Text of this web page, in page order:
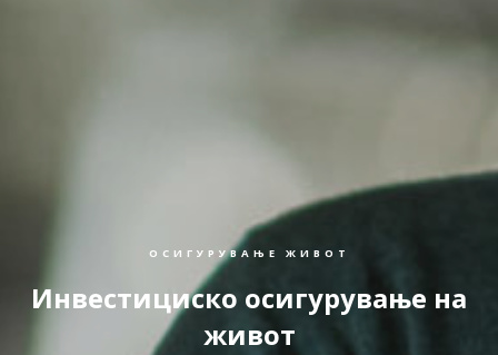
ОСИГУРУВАЊЕ ЖИВОТ
Инвестициско осигурување на
живот